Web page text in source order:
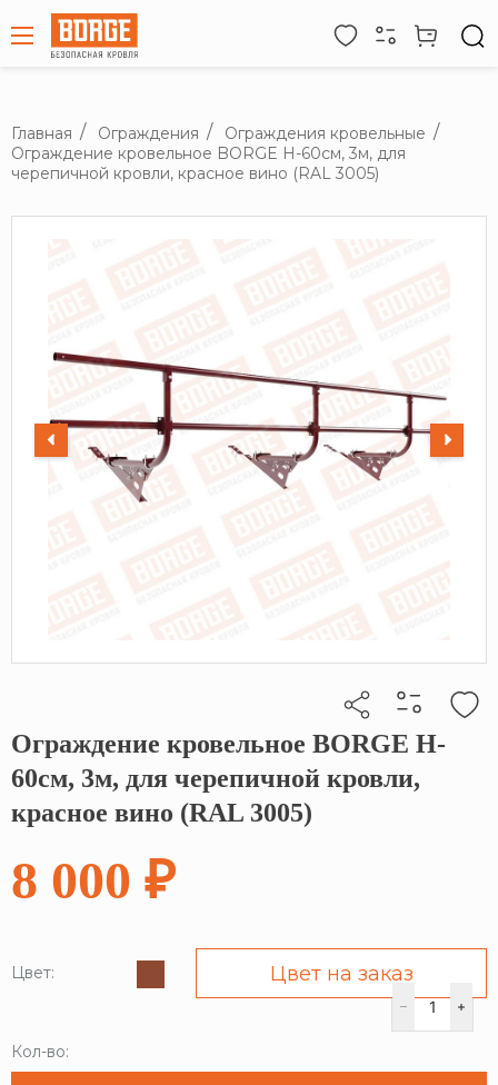
Главная Ограждения
Ограждения кровельные
Ограждение кровельное BORGE H-60см, 3м, для
черепичной кровли, красное вино (RAL 3005)
Кликните, чтобы скопировать прямую ссылку
Ограждение кровельное BORGE H-
60см, 3м, для черепичной кровли,
красное вино (RAL 3005)
8 000 ₽
Цвет: Цвет на заказ
Кол-во: